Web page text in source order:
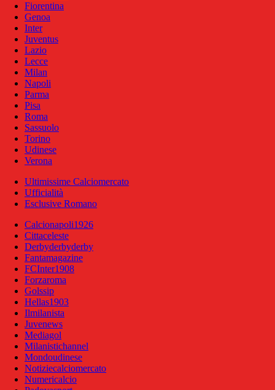
Fiorentina
Genoa
Inter
Juventus
Lazio
Lecce
Milan
Napoli
Parma
Pisa
Roma
Sassuolo
Torino
Udinese
Verona
Ultimissime Calciomercato
Ufficialità
Esclusive Romano
Calcionapoli1926
Cittaceleste
Derbyderbyderby
Fantamagazine
FCInter1908
Forzaroma
Golssip
Hellas1903
Ilmilanista
Juvenews
Mediagol
Milanistichannel
Mondoudinese
Notiziecalciomercato
Numericalcio